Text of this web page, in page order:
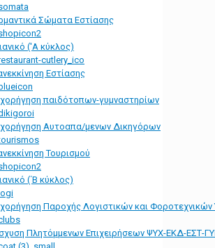
Σώματα Εστίασης
('Α κύκλος)
Εστίασης
παιδότοπων-γυμναστηρίων
Αυτοαπα/μενων Δικηγόρων
Τουρισμού
(΄Β κύκλος)
Παροχής Λογιστικών και
Πλητόμμενων Επιχειρήσεων ΨΥΧ-ΕΚΔ-ΕΣΤ-